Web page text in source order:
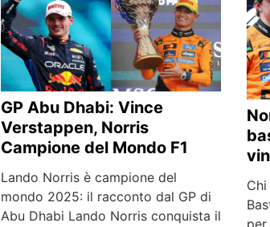
GP Abu Dhabi: Vince
Verstappen, Norris
Campione del Mondo F1
Lando Norris è campione del
mondo 2025: il racconto dal GP di
Abu Dhabi Lando Norris conquista il